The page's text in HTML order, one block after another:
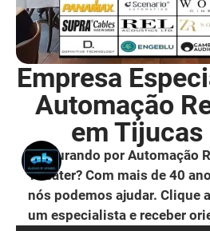
Empresa
Automação
em Tijucas
Procurando por Automação
Theater? Com mais de 40
nós podemos ajudar. Clique
um especialista e receber